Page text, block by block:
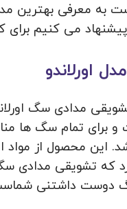
به معرفی بهترین
می کنیم برای
اورلاندو
مدادی سگ
و برای تمام سگ
این محصول از
دوست داشتنی